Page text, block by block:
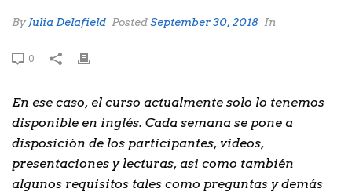
By Julia Delafield PostedSeptember 30, 2018 In
0
En ese caso, el curso actualmente solo lo tenemos
disponible en inglés. Cada semana se pone a
disposición de los participantes, videos,
presentaciones y lecturas, asi como también
algunos requisitos tales como preguntas y demás